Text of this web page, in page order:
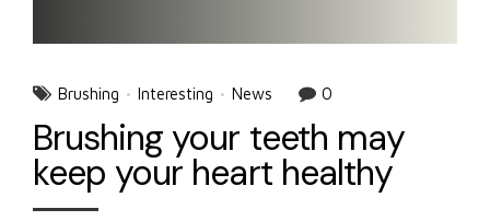
Brushing Interesting News 0
Brushing your teeth may
keep your heart healthy